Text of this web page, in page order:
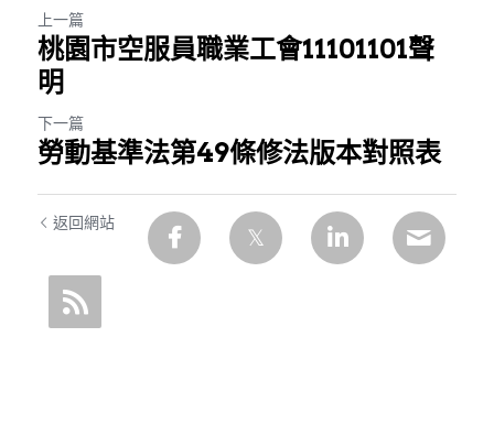
上一篇
桃園市空服員職業工會11101101聲
明
下一篇
勞動基準法第49條修法版本對照表
返回網站